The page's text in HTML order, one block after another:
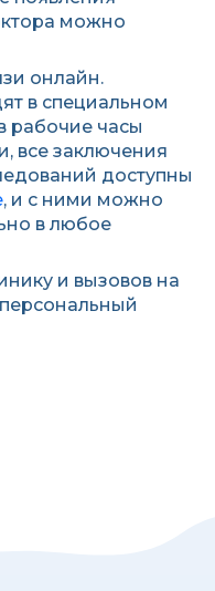
можно
онлайн.
в специальном
часы
все заключения
доступны
, и с ними можно
в любое
и вызовов на